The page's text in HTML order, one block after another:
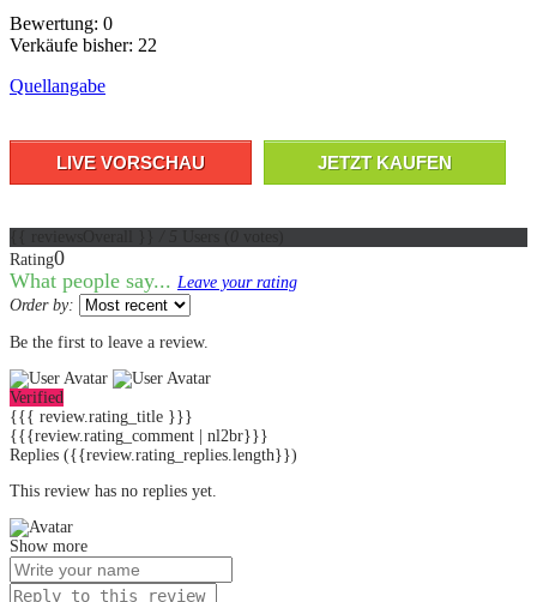
Bewertung: 0
Verkäufe bisher: 22
Quellangabe
LIVE VORSCHAU JETZT KAUFEN
Rating0
What people say... Leave your rating
Order by:
Be the first to leave a review.
Verified
{{{ review.rating_title }}}
{{{review.rating_comment | nl2br}}}
Replies ({{review.rating_replies.length}})
This review has no replies yet.
Show more